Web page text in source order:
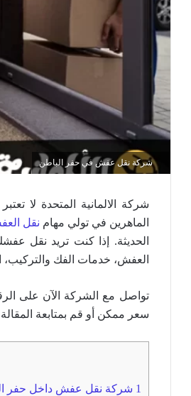
شركة نقل عفش في حفر الباطن
شركة الالمانية المتحدة لا
الماهرين في تولي مهام نقل
الحديثة. إذا كنت تريد نقل
العفش، خدمات الفك والتركيب،
سعر ممكن أو قم بمتابعة
1 شركة نقل عفش داخل حفر